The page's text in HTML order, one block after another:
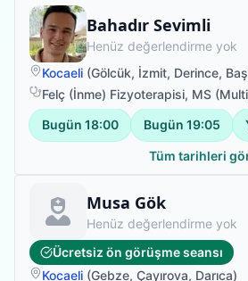
Bahadır Sevimli
Fizyoterapist
Henüz değerlendirme yok
Kocaeli (Gölcük, İzmit, Derince,
Felç (İnme) Fizyoterapisi, MS
Bugün 18:00 Bugün 19:05
Tüm tarihleri
Musa Gök
Fizyoterapist
Henüz değerlendirme yok
Ücretsiz ön görüşme seansı
Kocaeli (Gebze, Çayırova, Darıca)